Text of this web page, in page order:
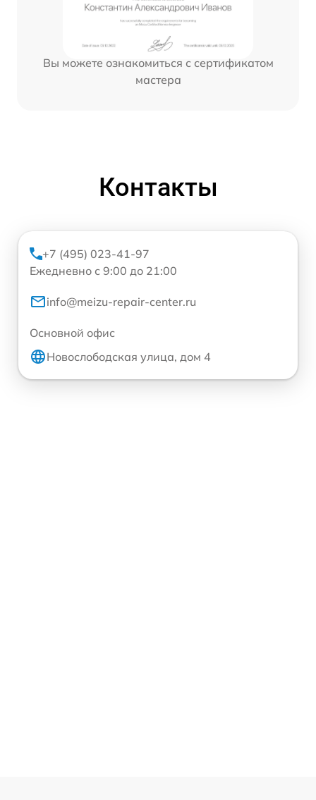
Вы можете ознакомиться с сертификатом
мастера
Контакты
+7 (495) 023-41-97
Ежедневно с 9:00 до 21:00
info@meizu-repair-center.ru
Основной офис
Новослободская улица, дом 4